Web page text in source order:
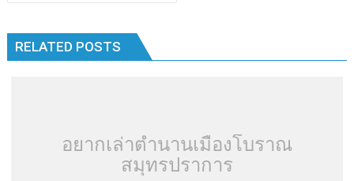
RELATED POSTS
อยากเล่าตำนานเมืองโบราณ
สมุทรปราการ